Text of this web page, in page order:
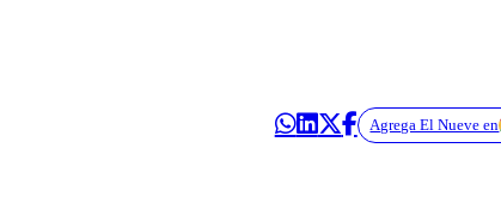
Agrega El Nueve en